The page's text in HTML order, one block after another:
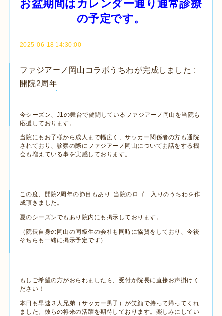
お盆期間はカレンダー通り通常診療
の予定です。
2025-06-18 14:30:00
ファジアーノ岡山コラボうちわが完成しました :
開院2周年
今シーズン、J1の舞台で健闘しているファジアーノ岡山を当院も
応援しております。
当院にもお子様から成人まで幅広く、サッカー関係者の方も通院
されており、診察の際にファジアーノ岡山についてお話をする機
会も増えている事を実感しております。
この度、開院2周年の節目もあり 当院のロゴ 入りのうちわを作
成頂きました。
夏のシーズンでもあり院内にも掲示しております。
（院長自身の岡山の同級生の会社も同時に協賛をしており、今後
そちらも一緒に掲示予定です）
もしご希望の方がおられましたら、受付か院長に直接お声掛けく
ださい！
本日も早速３人兄弟（サッカー男子）が笑顔で持って帰ってくれ
ました。彼らの将来の活躍を期待しております。楽しみにしてい